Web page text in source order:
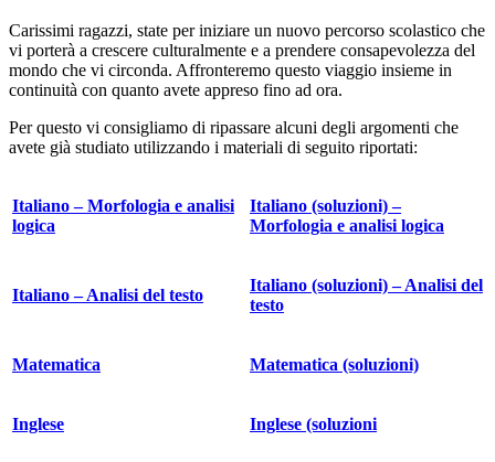
Carissimi ragazzi, state per iniziare un nuovo percorso scolastico che
vi porterà a crescere culturalmente e a prendere consapevolezza del
mondo che vi circonda. Affronteremo questo viaggio insieme in
continuità con quanto avete appreso fino ad ora.
Per questo vi consigliamo di ripassare alcuni degli argomenti che
avete già studiato utilizzando i materiali di seguito riportati:
Italiano – Morfologia e analisi
logica
Italiano (soluzioni) –
Morfologia e analisi logica
Italiano – Analisi del testo
Italiano (soluzioni) – Analisi del
testo
Matematica Matematica (soluzioni)
Inglese Inglese (soluzioni